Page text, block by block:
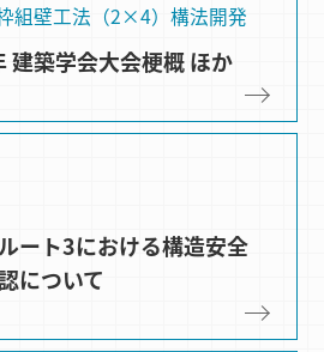
組壁⼯法（2×4） 構法開発
建築学会大会梗概 ほか
ート3における構造安全
について